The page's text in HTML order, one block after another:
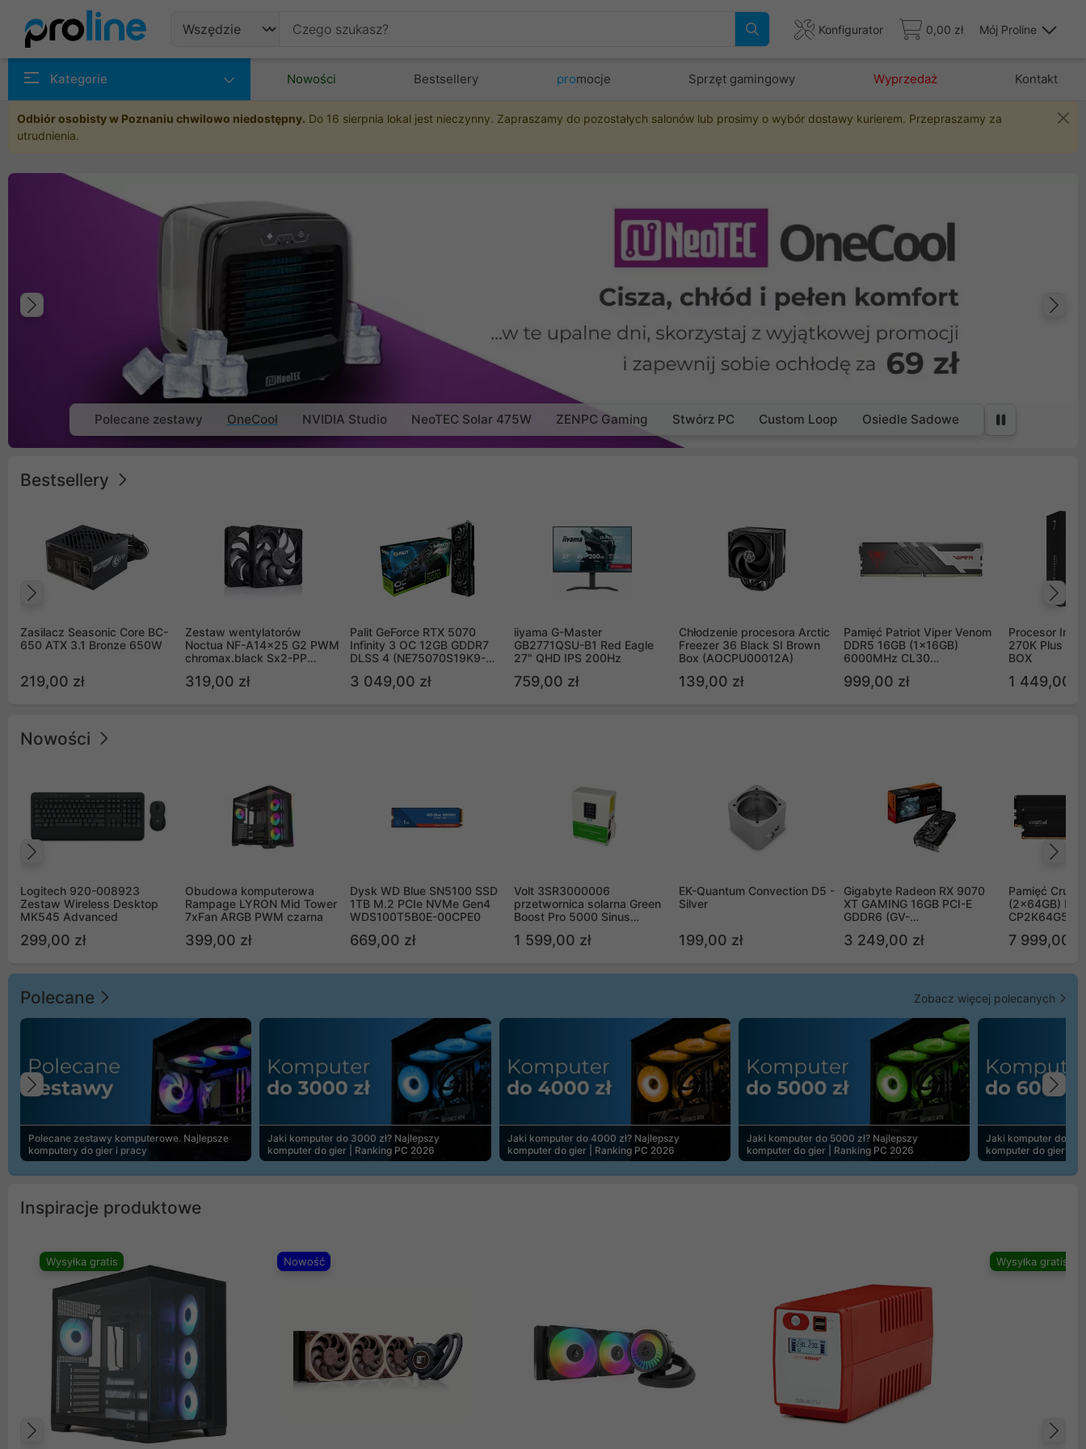
Konfigurator 0,00 zł Mój Proline
Kategorie Nowości Bestsellery promocje Sprzęt gamingowy Wyprzedaż Kontakt
Odbiór osobisty w Poznaniu chwilowo niedostępny. Do 16 sierpnia lokal jest nieczynny. Zapraszamy do pozostałych salonów lub prosimy o wybór dostawy kurierem. Przepraszamy za
utrudnienia.
Poprzedni
Polecane zestawy OneCool NVIDIA Studio NeoTEC Solar 475W ZENPC Gaming Stwórz PC Custom Loop Osiedle Sadowe
Bestsellery
Zasilacz Seasonic Core BC-
650 ATX 3.1 Bronze 650W
219,00 zł
Zestaw wentylatorów
Noctua NF-A14x25 G2 PWM
chromax.black Sx2-PP
(2szt)
319,00 zł
Palit GeForce RTX 5070
Infinity 3 OC 12GB GDDR7
DLSS 4 (NE75070S19K9-
3 049,00 zł
iiyama G-Master
GB2771QSU-B1 Red Eagle
27" QHD IPS 200Hz
759,00 zł
Chłodzenie procesora Arctic
Freezer 36 Black SI Brown
Box (AOCPU00012A)
139,00 zł
Pamięć Patriot Viper Venom
DDR5 16GB (1x16GB)
6000MHz CL30
999,00 zł
Procesor Intel
270K Plus
BOX
1 449,00 zł
Nowości
Logitech 920-008923
Zestaw Wireless Desktop
MK545 Advanced
299,00 zł
Obudowa komputerowa
Rampage LYRON Mid Tower
7xFan ARGB PWM czarna
399,00 zł
Dysk WD Blue SN5100 SSD
1TB M.2 PCIe NVMe Gen4
WDS100T5B0E-00CPE0
669,00 zł
Volt 3SR3000006
przetwornica solarna Green
Boost Pro 5000 Sinus
1 599,00 zł
EK-Quantum Convection D5 -
Silver
199,00 zł
Gigabyte Radeon RX 9070
XT GAMING 16GB PCI-E
GDDR6 (GV-
3 249,00 zł
Pamięć
(2x64GB)
7 999,00 zł
Polecane Zobacz więcej polecanych
Polecane zestawy komputerowe. Najlepsze
komputery do gier i pracy
Jaki komputer do 3000 zł? Najlepszy
komputer do gier | Ranking PC 2026
Jaki komputer do 4000 zł? Najlepszy
komputer do gier | Ranking PC 2026
Jaki komputer do 5000 zł? Najlepszy
komputer do gier | Ranking PC 2026
Jaki komputer do
komputer do gier |
Poprzedni
Inspiracje produktowe
Wysyłka gratis Nowość Wysyłka gratis